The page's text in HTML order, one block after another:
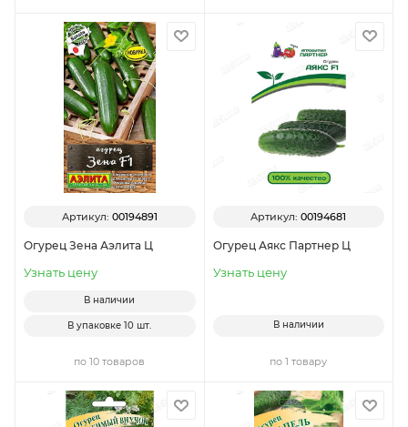
Артикул: 00194891
Огурец Зена Аэлита Ц
Узнать цену
В наличии
В упаковке10 шт.
по 10 товаров
Артикул:00194681
Огурец Аякс Партнер Ц
Узнать цену
В наличии
по 1 товару